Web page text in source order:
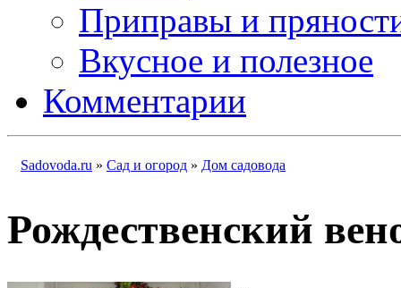
Приправы и
Вкусное и полезное
Комментарии
Sadovoda.ru » Сад и огород » Дом садовода
Рождественский